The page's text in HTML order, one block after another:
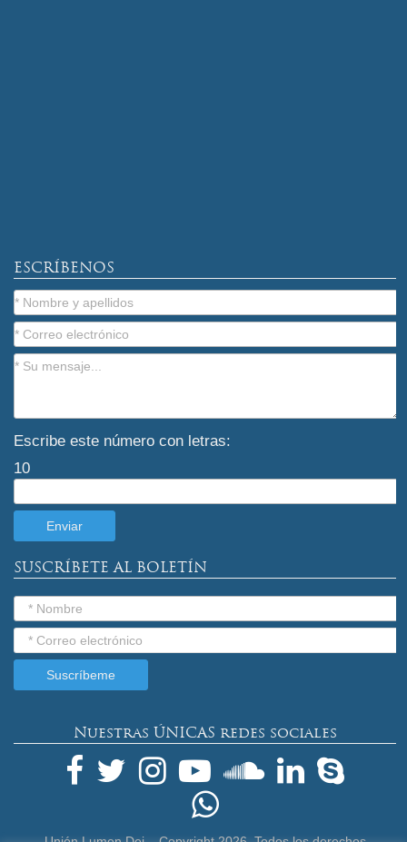
ESCRÍBENOS
Escribe este número con letras:
10
SUSCRÍBETE AL BOLETÍN
Nuestras ÚNICAS redes sociales